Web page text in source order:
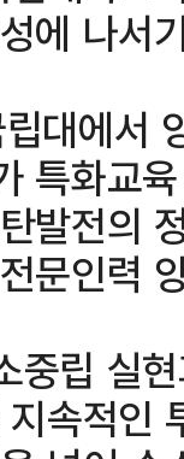
에 나서
대에서
특화교
발전의
문인력
중립 실
속적인